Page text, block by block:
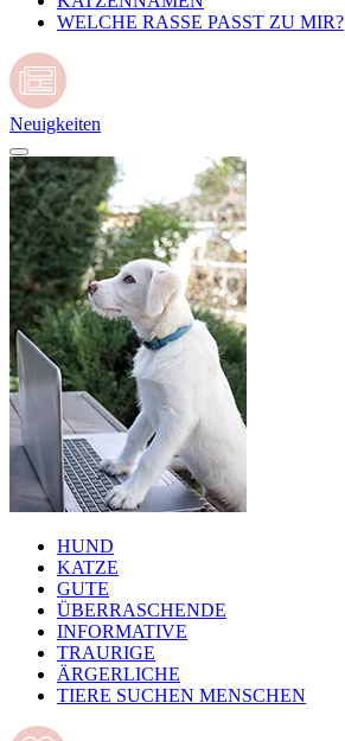
WELCHE RASSE PASST ZU MIR?
Neuigkeiten
HUND
KATZE
GUTE
ÜBERRASCHENDE
INFORMATIVE
TRAURIGE
ÄRGERLICHE
TIERE SUCHEN MENSCHEN